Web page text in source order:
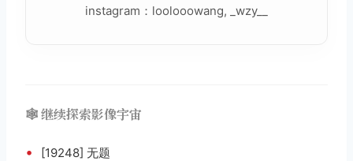
instagram：loolooowang, _wzy__
🕸️ 继续探索影像宇宙
• [19248] 无题